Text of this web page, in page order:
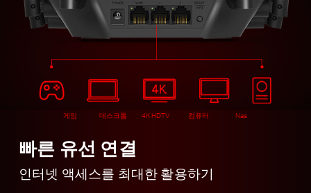
게임 데스크톱 4K HDTV 컴퓨터 Nas
빠른 유선 연결
인터넷 액세스를 최대한 활용하기